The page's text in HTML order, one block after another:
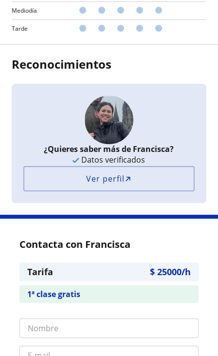
Mediodía
Tarde
Reconocimientos
¿Quieres saber más de Francisca?
Datos verificados
Ver perfil
Contacta con Francisca
Tarifa $ 25000/h
1ª clase gratis